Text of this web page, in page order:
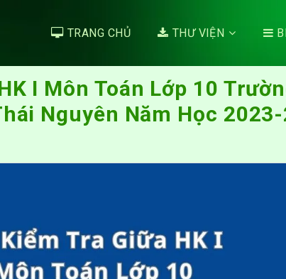
TRANG CHỦ THƯ VIỆN
I Môn Toán Lớp 10
Nguyên Năm Học